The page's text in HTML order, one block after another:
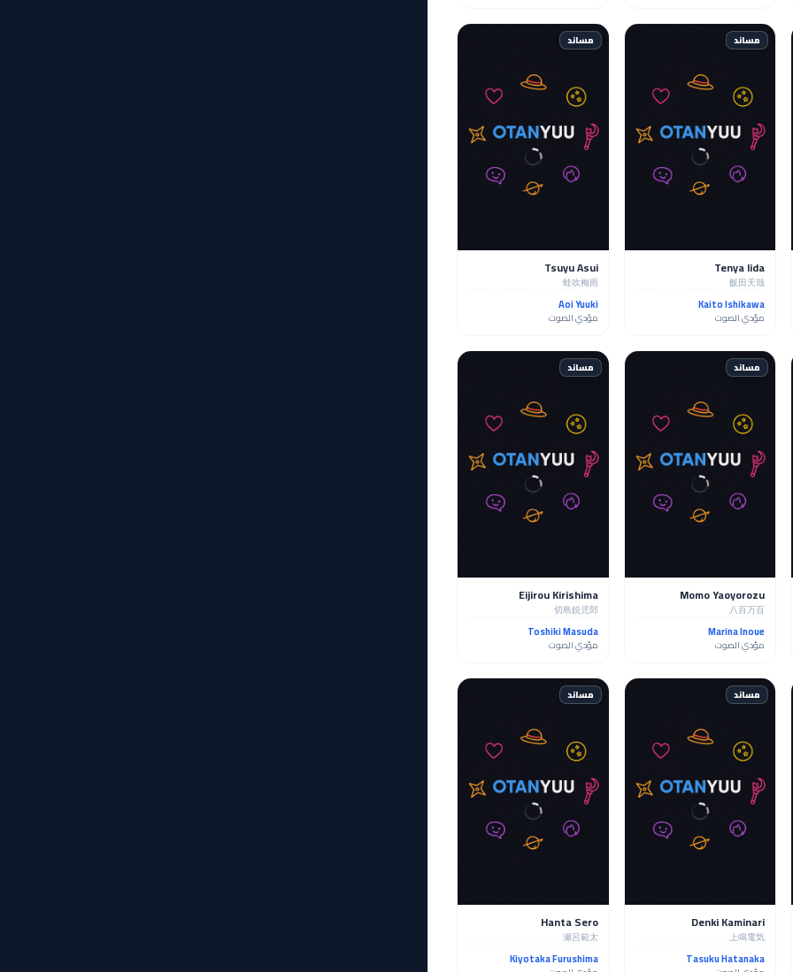
مساند
Tenya Iida
飯田天哉
Kaito Ishikawa
مؤدي الصوت
مساند
Tsuyu Asui
蛙吹梅雨
Aoi Yuuki
مؤدي الصوت
مساند
Momo Yaoyorozu
八百万百
Marina Inoue
مؤدي الصوت
مساند
Eijirou Kirishima
切島鋭児郎
Toshiki Masuda
مؤدي الصوت
مساند
Denki Kaminari
上鳴電気
Tasuku Hatanaka
مساند
Hanta Sero
瀬呂範太
Kiyotaka Furushima